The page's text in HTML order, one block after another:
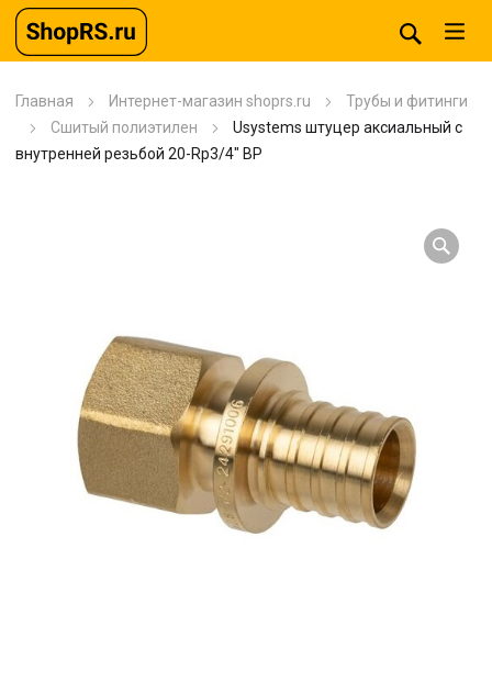
Главная Интернет-магазин shoprs.ru
Трубы и фитинги
Сшитый полиэтилен
Usystems штуцер аксиальный с
внутренней резьбой 20-Rp3/4″ ВР